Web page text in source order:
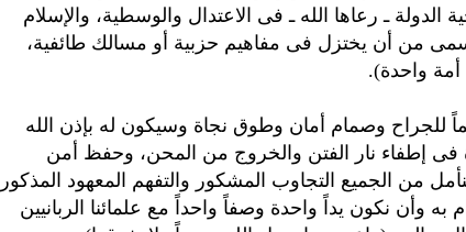
الدولة ـ رعاها الله ـ فى الاعتدال والوسطية، والإسلام
من أن يختزل فى مفاهيم حزبية أو مسالك طائفية،
واحدة).
للجراح وصمام أمان وطوق نجاة وسيكون له بإذن الله
فى إطفاء نار الفتن والخروج من المحن، وحفظ أمن
لنأمل من الجميع التجاوب المشكور والتفهم المعهود المذكور
به وأن نكون يداً واحدة وصفاً واحداً مع علمائنا الربانيين